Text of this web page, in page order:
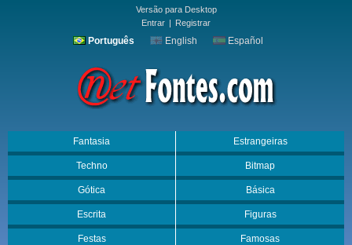
Versão para Desktop
Entrar | Registrar
Português English Español
Fantasia Estrangeiras
Techno Bitmap
Gótica Básica
Escrita Figuras
Festas Famosas